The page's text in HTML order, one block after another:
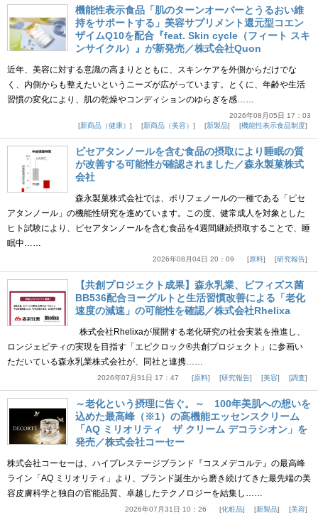
機能性表示食品「肌のターンオーバーとうるおい維
持をサポートする」美容サプリメント還元型コエン
ザイムQ10を配合『feat. Skin cycle（フィート スキ
ンサイクル）』が新発売／株式会社Quon
近年、美容に対する意識の高まりとともに、スキンケアを外側からだけでな
く、内側からも整えたいというニーズが広がっています。とくに、年齢や生活
習慣の変化により、肌の乾燥やコンディションのゆらぎを感……
2026年08月05日 17：03
新商品（健康）
新商品（美容） 新製品 機能性表示食品制度
ピセアタンノールを含む食品の摂取により睡眠の質
が改善する可能性が確認されました／森永製菓株式
会社
森永製菓株式会社では、ポリフェノールの一種である「ピセ
アタンノール」の機能性研究を進めています。この度、健常成人を対象とした
ヒト試験により、ピセアタンノールを含む食品を4週間継続摂取することで、睡
眠中……
2026年08月04日 20：09 原料 研究報告
【共創プロジェクト成果】森永乳業、ビフィズス菌
BB536配合ヨーグルトと生活習慣改善による「老化
速度の減速」の可能性を確認／株式会社Rhelixa
株式会社Rhelixaが展開する老化研究の社会実装を推進し、
ロンジェビティの実現を目指す「エピクロック®共創プロジェクト」に参画い
ただいている森永乳業株式会社が、同社と連携……
2026年07月31日 17：47 原料 研究報告 美容 調査
～老化という摂理に告ぐ。～ 100年美肌への想いを
込めた最高峰（※1）の高機能エッセンスクリーム
「AQ ミリオリティ ザ クリーム デコラシオン」を
発売／株式会社コーセー
株式会社コーセーは、ハイプレステージブランド『コスメデコルテ』の最高峰
ライン「AQ ミリオリティ」より、ブランド誕生から磨き続けてきた最先端の美
容皮膚科学と独自の官能品質、卓越したテクノロジーを結集し……
2026年07月31日 10：26 化粧品 新製品 美容